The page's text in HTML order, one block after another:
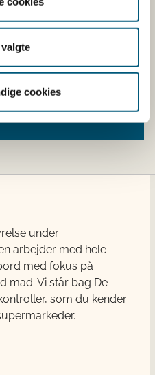
cookies
lovstof
pattedypningsmidler
- lovstof
under
arbejder med hele
med fokus på
mad. Vi står bag De
som du kender